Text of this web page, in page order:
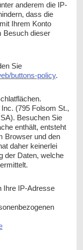
anderem die IP-
dass die
Ihrem Konto
Besuch dieser
Sie
buttons-policy.
(795 Folsom St.,
Besuchen Sie
enthält, entsteht
Browser und den
daher keinerlei
der Daten, welche
Ihre IP-Adresse